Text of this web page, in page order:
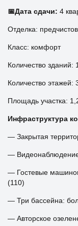
📅Дата сдачи: 4
Отделка:
Класс: комфорт
Количество зданий:
Количество этажей:
Площадь участка:
Инфраструктура
— Закрытая
—
— Гостевые
(110)
— Три бассейна:
— Авторское